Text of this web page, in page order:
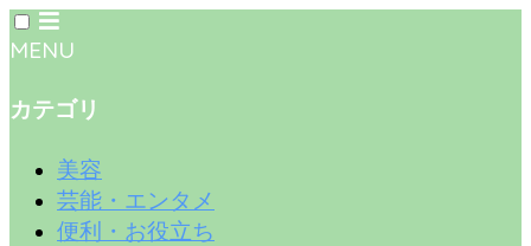
MENU
カテゴリ
美容
芸能・エンタメ
便利・お役立ち